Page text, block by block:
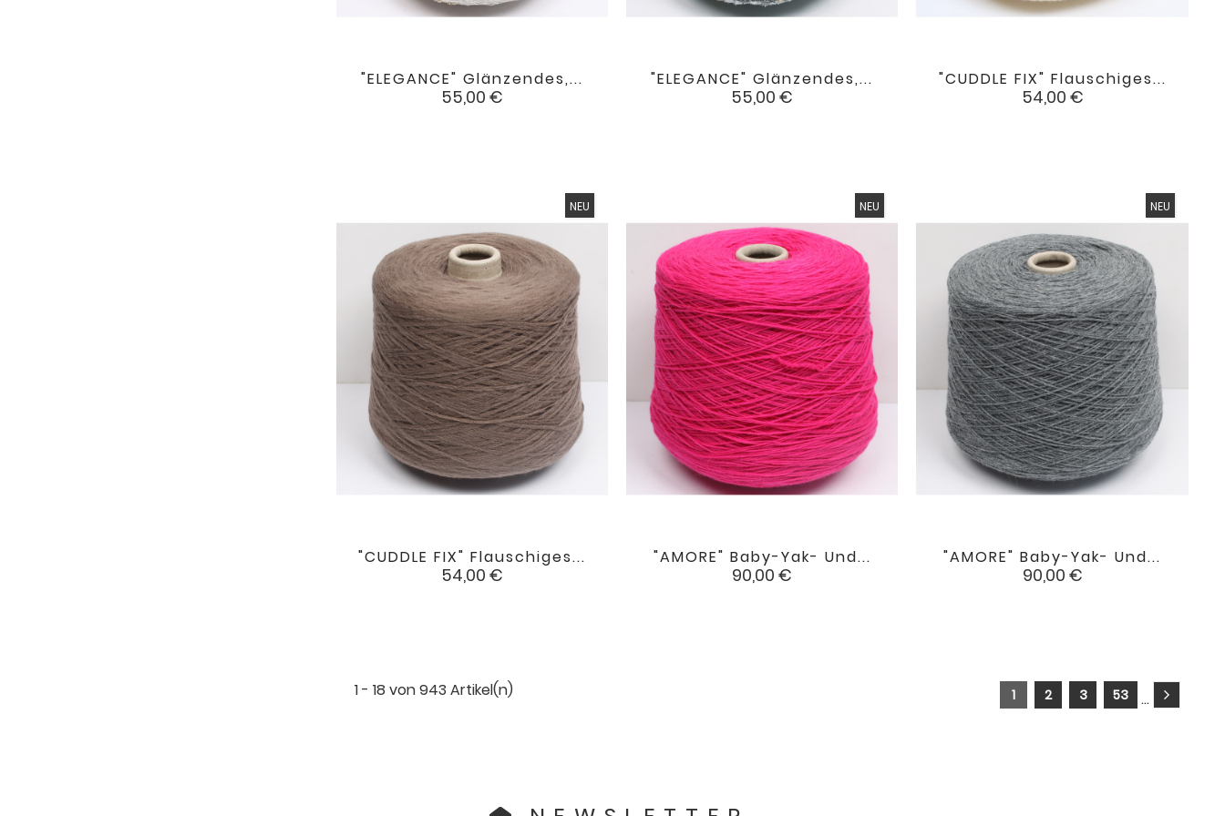
"ELEGANCE" Glänzendes,...
Preis
55,00 €
 "ELEGANCE" Glänzendes,...
Preis
55,00 €
 "CUDDLE FIX" Flauschiges...
Preis
54,00 €
 favorite
NEU
"CUDDLE FIX" Flauschiges...
Preis
54,00 €
 favorite
NEU
"AMORE" Baby-Yak- Und...
Preis
90,00 €
NEU
"AMORE" Baby-Yak- Und...
Preis
90,00 €

1 - 18 von 943 Artikel(n) 1 2 3 …
53